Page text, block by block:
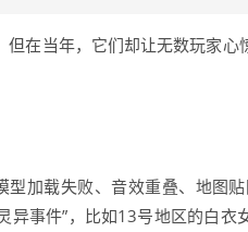
但在当年，它们却让无数玩家
加载失败、音效重叠、地图
事件”，比如13号地区的白衣